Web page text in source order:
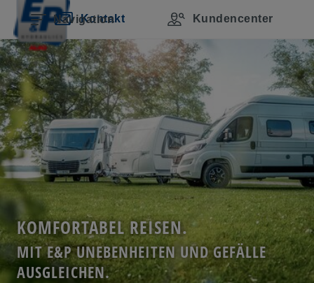
Navigation überspringen
Zum Hauptcontent
Zur Hauptnavigation springen
Inhaltsverzeichnis
Navigation
Kontakt Kundencenter
KOMFORTABEL REISEN.
MIT E&P UNEBENHEITEN UND GEFÄLLE
AUSGLEICHEN.